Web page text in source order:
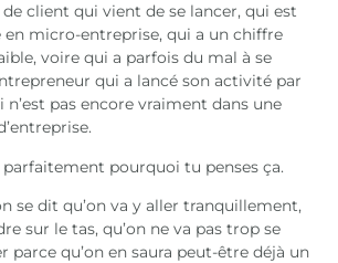
de client qui vient de se lancer, qui est
en micro-entreprise, qui a un chiffre
voire qui a parfois du mal à se
qui a lancé son activité par
n’est pas encore vraiment dans une
pourquoi tu penses ça.
se dit qu’on va y aller tranquillement,
sur le tas, qu’on ne va pas trop se
parce qu’on en saura peut-être déjà un